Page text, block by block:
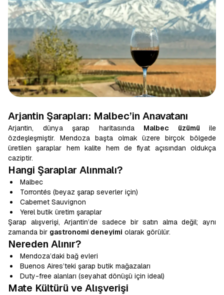
Arjantin Şarapları: Malbec’in Anavatanı
Arjantin, dünya şarap haritasında Malbec üzümü ile
özdeşleşmiştir. Mendoza başta olmak üzere birçok bölgede
üretilen şaraplar hem kalite hem de fiyat açısından oldukça
caziptir.
Hangi Şaraplar Alınmalı?
Malbec
Torrontés (beyaz şarap severler için)
Cabernet Sauvignon
Yerel butik üretim şaraplar
Şarap alışverişi, Arjantin’de sadece bir satın alma değil; aynı
zamanda bir gastronomi deneyimi olarak görülür.
Nereden Alınır?
Mendoza’daki bağ evleri
Buenos Aires’teki şarap butik mağazaları
Duty-free alanları (seyahat dönüşü için ideal)
Mate Kültürü ve Alışverişi